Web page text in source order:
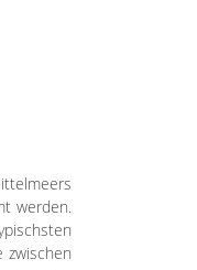
werden.
zwischen